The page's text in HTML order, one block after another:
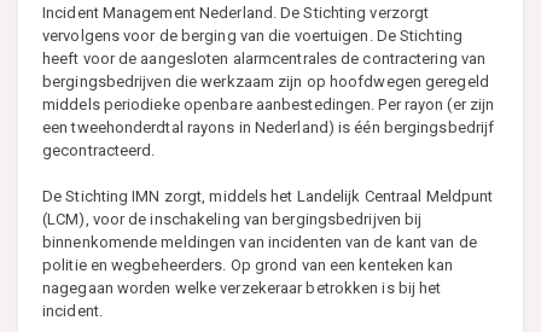
Incident Management Nederland. De Stichting verzorgt
vervolgens voor de berging van die voertuigen. De Stichting
heeft voor de aangesloten alarmcentrales de contractering van
bergingsbedrijven die werkzaam zijn op hoofdwegen geregeld
middels periodieke openbare aanbestedingen. Per rayon (er zijn
een tweehonderdtal rayons in Nederland) is één bergingsbedrijf
gecontracteerd.
De Stichting IMN zorgt, middels het Landelijk Centraal Meldpunt
(LCM), voor de inschakeling van bergingsbedrijven bij
binnenkomende meldingen van incidenten van de kant van de
politie en wegbeheerders. Op grond van een kenteken kan
nagegaan worden welke verzekeraar betrokken is bij het
incident.